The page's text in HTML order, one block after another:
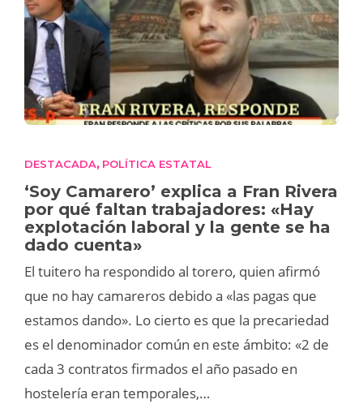
DESTACADA, POLÍTICA ESTATAL
‘Soy Camarero’ explica a Fran Rivera
por qué faltan trabajadores: «Hay
explotación laboral y la gente se ha
dado cuenta»
El tuitero ha respondido al torero, quien afirmó
que no hay camareros debido a «las pagas que
estamos dando». Lo cierto es que la precariedad
es el denominador común en este ámbito: «2 de
cada 3 contratos firmados el año pasado en
hostelería eran temporales,…